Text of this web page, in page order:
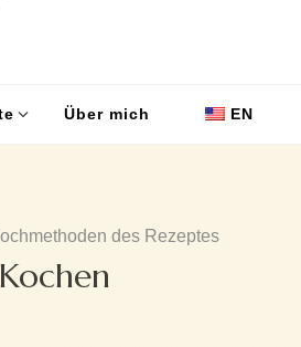
Über mich EN
des Rezeptes
Kochen